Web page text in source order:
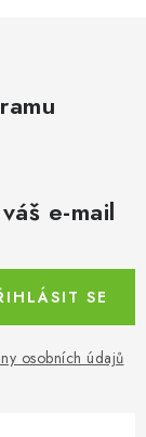
e-mail
osobních údajů
SE